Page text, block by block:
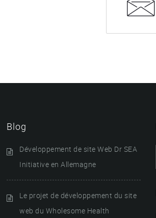
Blog
Développement de site Web Dr SEA
Initiative en Allemagne
Le projet de développement du site
web du Wholesome Health